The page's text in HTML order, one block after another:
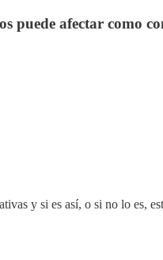
puede afectar como
y si es así, o si no lo es,